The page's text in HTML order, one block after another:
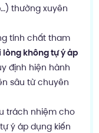
thường xuyên
tính chất tham
không tự ý áp
định hiện hành
sâu từ chuyên
trách nhiệm cho
ý áp dụng kiến